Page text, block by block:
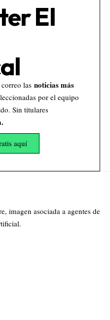
El
las noticias más
por el equipo
Sin titulares
aquí